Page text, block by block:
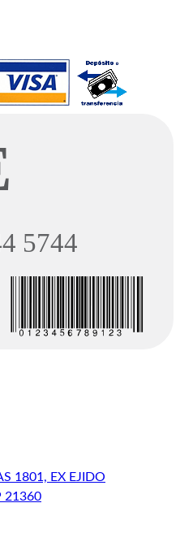
1801, EX EJIDO
21360